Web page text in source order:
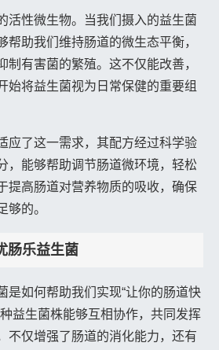
活性微生物。当我们摄入的益生菌
帮助我们维持肠道的微生态平衡，
制有害菌的繁殖。这不仅能改善，
始将益生菌视为日常保健的重要组
应了这一需求，其配方经过科学验
，能够帮助调节肠道微环境，轻松
提高肠道对营养物质的吸收，确保
够的。
肠乐益生菌
是如何帮助我们实现“让你的肠道快
益生菌株能够互相协作，共同发挥
不仅增强了肠道的消化能力，还有